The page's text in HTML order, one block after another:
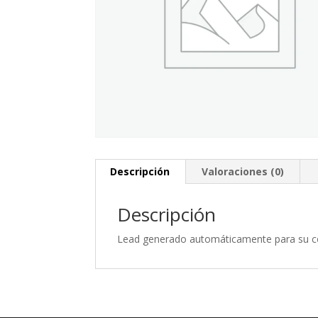
Descripción Valoraciones (0)
Descripción
Lead generado automáticamente para su